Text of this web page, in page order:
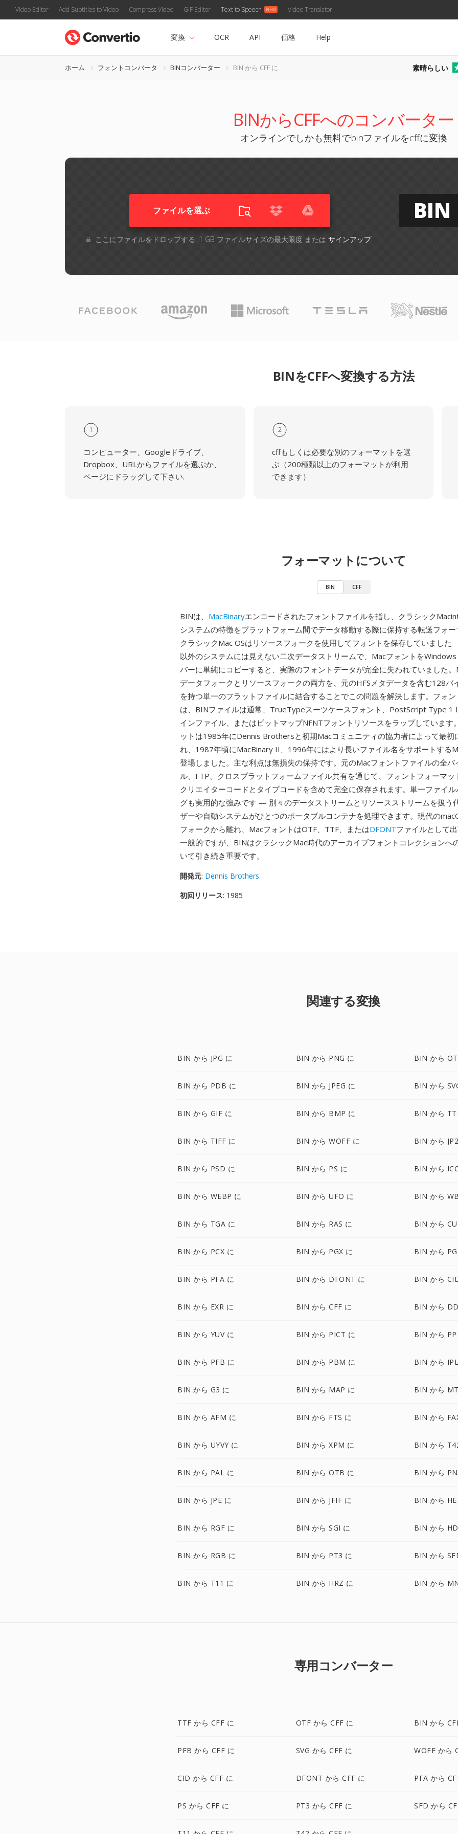
Video Editor Add Subtitles to Video Compress Video GIF Editor Text to Speech Video Translator
変換 OCR API 価格 Help
ホーム フォントコンバータ BINコンバーター BIN から CFF に 素晴らしい
BINからCFFへのコンバーター
オンラインでしかも無料でbinファイルをcffに変換
ファイルを選ぶ
ここにファイルをドロップする. 1 GB ファイルサイズの最大限度 または サインアップ
BIN
BINをCFFへ変換する方法
1
コンピューター、Googleドライブ、
Dropbox、URLからファイルを選ぶか、
ページにドラッグして下さい.
2
cffもしくは必要な別のフォーマットを選
ぶ（200種類以上のフォーマットが利用
できます）
フォーマットについて
BIN CFF
BINは、 MacBinaryエンコードされたフォントファイルを指し、クラシック
システムの特徴をプラットフォーム間でデータ移動する際に保持する転送フォー
クラシックMac OSはリソースフォークを使用してフォントを保存していました
以外のシステムには見えない二次データストリームで、MacフォントをWindows
バーに単純にコピーすると、実際のフォントデータが完全に失われていました
データフォークとリソースフォークの両方を、元のHFSメタデータを含む128バ
を持つ単一のフラットファイルに結合することでこの問題を解決します。フォ
は、BINファイルは通常、TrueTypeスーツケースフォント、PostScript Type 1
インファイル、またはビットマップNFNTフォントリソースをラップしています
ットは1985年にDennis Brothersと初期Macコミュニティの協力者によって最初
れ、1987年頃にMacBinary II、1996年にはより長いファイル名をサポートする
登場しました。主な利点は無損失の保持です。元のMacフォントファイルの全バ
ル、FTP、クロスプラットフォームファイル共有を通じて、フォントフォーマッ
クリエイターコードとタイプコードを含めて完全に保存されます。単一ファイ
グも実用的な強みです — 別々のデータストリームとリソースストリームを扱う
ザーや自動システムがひとつのポータブルコンテナを処理できます。現代の
フォークから離れ、MacフォントはOTF、TTF、またはDFONTファイルとして
一般的ですが、BINはクラシックMac時代のアーカイブフォントコレクションへ
いて引き続き重要です。
開発元: Dennis Brothers
初回リリース: 1985
関連する変換
BIN から JPG に BIN から PNG に BIN から
BIN から PDB に BIN から JPEG に BIN から
BIN から GIF に BIN から BMP に BIN から
BIN から TIFF に BIN から WOFF に BIN から
BIN から PSD に BIN から PS に BIN から
BIN から WEBP に BIN から UFO に BIN から
BIN から TGA に BIN から RAS に BIN から
BIN から PCX に BIN から PGX に BIN から
BIN から PFA に BIN から DFONT に BIN から
BIN から EXR に BIN から CFF に BIN から
BIN から YUV に BIN から PICT に BIN から
BIN から PFB に BIN から PBM に BIN から
BIN から G3 に BIN から MAP に BIN から
BIN から AFM に BIN から FTS に BIN から
BIN から UYVY に BIN から XPM に BIN から
BIN から PAL に BIN から OTB に BIN から
BIN から JPE に BIN から JFIF に BIN から
BIN から RGF に BIN から SGI に BIN から
BIN から RGB に BIN から PT3 に BIN から
BIN から T11 に BIN から HRZ に BIN から
専用コンバーター
TTF から CFF に OTF から CFF に BIN から
PFB から CFF に SVG から CFF に WOFF から
CID から CFF に DFONT から CFF に PFA から
PS から CFF に PT3 から CFF に SFD から